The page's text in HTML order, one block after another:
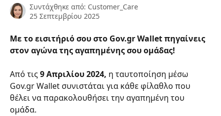
Συντάχθηκε από: Customer_Care
25 Σεπτεμβρίου 2025
Με το εισιτήριό σου στο Gov.gr Wallet πηγαίνεις
στον αγώνα της αγαπημένης σου ομάδας!
Από τις 9 Απριλίου 2024, η ταυτοποίηση μέσω
Gov.gr Wallet συνιστάται για κάθε φίλαθλο που
θέλει να παρακολουθήσει την αγαπημένη του
ομάδα.